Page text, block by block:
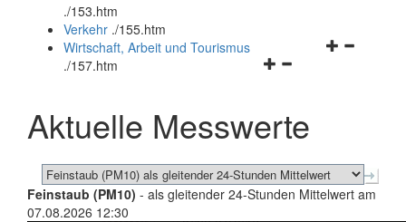
und
schließen
./153.htm
Verkehr ./155.htm
Navigationsmenü
schließen
Wirtschaft, Arbeit und Tourismus
./157.htm
Aktuelle Messwerte
Feinstaub (PM10) - als gleitender 24-Stunden Mittelwert am
07.08.2026 12:30